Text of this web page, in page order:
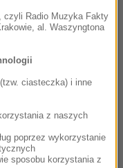
ale Sąd
wobec niego
czyli Radio Muzyka Fakty
al. Waszyngtona
ciasteczka) i inne
z naszych
poprzez wykorzystanie
sposobu korzystania z